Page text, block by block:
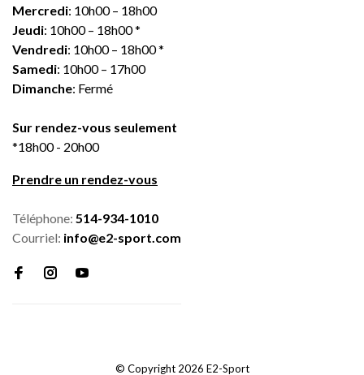
Mercredi: 10h00 – 18h00
Jeudi: 10h00 – 18h00 *
Vendredi: 10h00 – 18h00 *
Samedi: 10h00 – 17h00
Dimanche: Fermé
Sur rendez-vous seulement
*18h00 - 20h00
Prendre un rendez-vous
Téléphone: 514-934-1010
Courriel: info@e2-sport.com
© Copyright 2026 E2-Sport